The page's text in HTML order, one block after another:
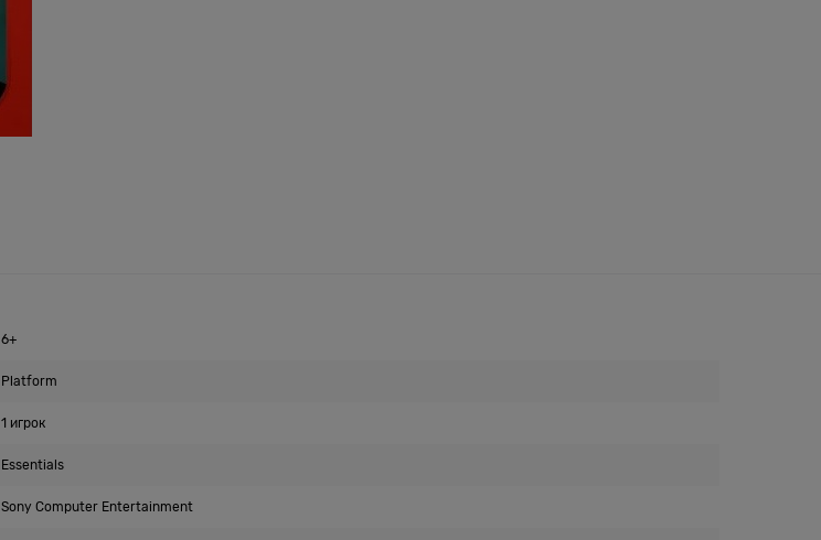
6+
Platform
1 игрок
Essentials
Sony Computer Entertainment